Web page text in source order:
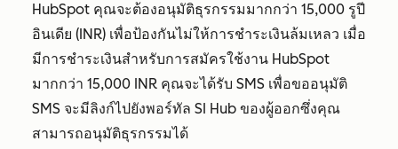
HubSpot คุณจะต้องอนุมัติธุรกรรมมากกว่า 15,000 รูปี
อินเดีย (INR) เพื่อป้องกันไม่ให้การชำระเงินล้มเหลว เมื่อ
มีการชำระเงินสำหรับการสมัครใช้งาน HubSpot
มากกว่า 15,000 INR คุณจะได้รับ SMS เพื่อขออนุมัติ
SMS จะมีลิงก์ไปยังพอร์ทัล SI Hub ของผู้ออกซึ่งคุณ
สามารถอนุมัติธุรกรรมได้